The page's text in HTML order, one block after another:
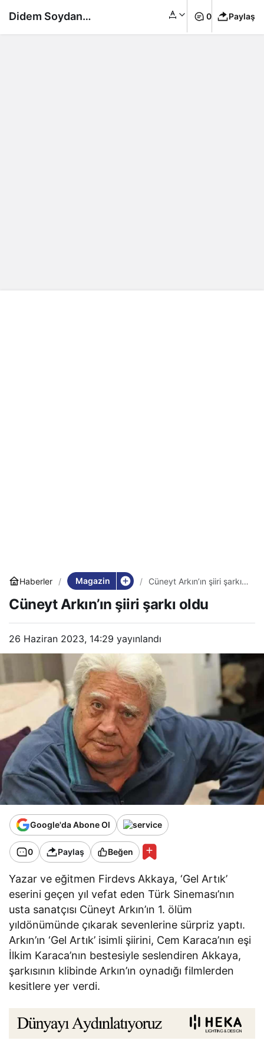
Haberler Magazin
Cüneyt Arkın’ın şiiri şarkı
Cüneyt Arkın’ın şiiri şarkı oldu
26 Haziran 2023, 14:29 yayınlandı
Google'da Abone Ol
0 Paylaş Beğen
Yazar ve eğitmen Firdevs Akkaya, ‘Gel Artık’
eserini geçen yıl vefat eden Türk Sineması’nın
usta sanatçısı Cüneyt Arkın’ın 1. ölüm
yıldönümünde çıkarak sevenlerine sürpriz yaptı.
Arkın’ın ‘Gel Artık’ isimli şiirini, Cem Karaca’nın eşi
İlkim Karaca’nın bestesiyle seslendiren Akkaya,
şarkısının klibinde Arkın’ın oynadığı filmlerden
kesitlere yer verdi.
Didem Soydan 0 Paylaş